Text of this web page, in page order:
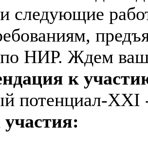
следующие
по НИР. Ждем
к
потенциал-XXI